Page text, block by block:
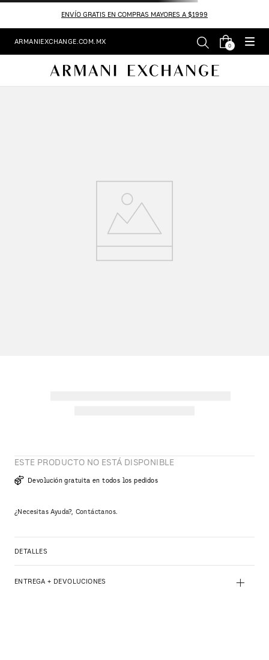
ENVÍO GRATIS EN COMPRAS MAYORES A $1999
ARMANIEXCHANGE.COM.MX 0
ESTE PRODUCTO NO ESTÁ DISPONIBLE
Devolución gratuita en todos los pedidos
¿Necesitas Ayuda?, Contáctanos.
DETALLES
ENTREGA + DEVOLUCIONES +